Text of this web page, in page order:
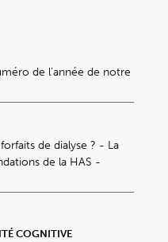
de l’année de notre
de dialyse ? - La
de la HAS -
COGNITIVE